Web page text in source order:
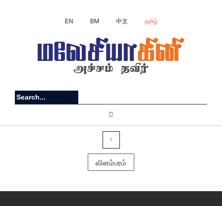
EN BM 中文 தமிழ்
விளம்பரம்